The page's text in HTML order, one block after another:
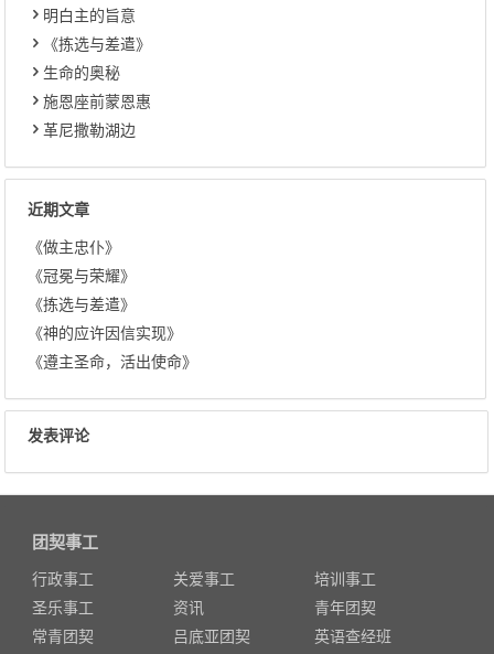
明白主的旨意
《拣选与差遣》
生命的奥秘
施恩座前蒙恩惠
革尼撒勒湖边
近期文章
《做主忠仆》
《冠冕与荣耀》
《拣选与差遣》
《神的应许因信实现》
《遵主圣命，活出使命》
发表评论
团契事工
行政事工 关爱事工
培训事工
圣乐事工
资讯
青年团契
常青团契
吕底亚团契
英语查经班